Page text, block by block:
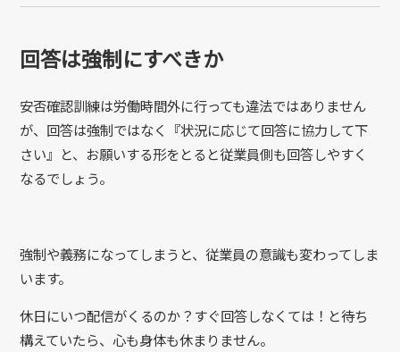
回答は強制にすべきか
安否確認訓練は労働時間外に行っても違法ではありません
が、回答は強制ではなく『状況に応じて回答に協力して下
さい』と、お願いする形をとると従業員側も回答しやすく
なるでしょう。
強制や義務になってしまうと、従業員の意識も変わってしま
います。
休日にいつ配信がくるのか？すぐ回答しなくては！と待ち
構えていたら、心も身体も休まりません。